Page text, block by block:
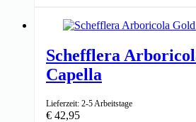
↑ 30cm
Schefflera
Capella
Lieferzeit: 2-5 Arbeitstage
€ 42,95